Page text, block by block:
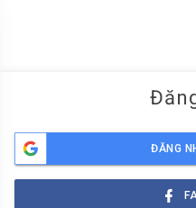
ĐĂNG